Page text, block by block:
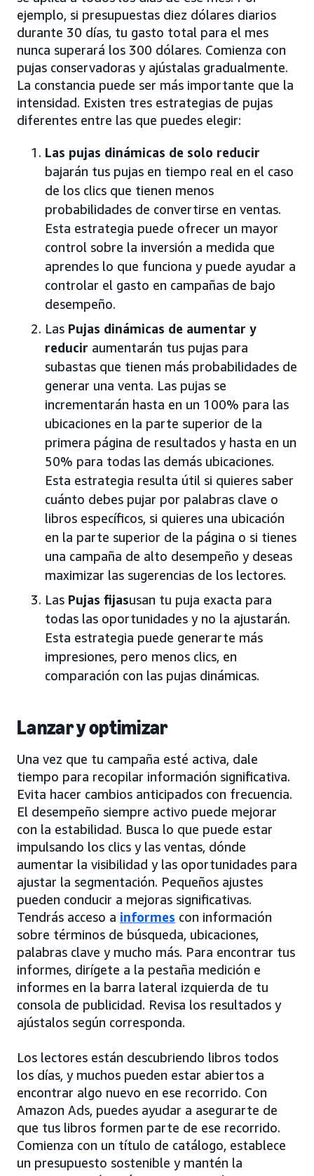
ejemplo, si presupuestas diez dólares diarios
durante 30 días, tu gasto total para el mes
nunca superará los 300 dólares. Comienza con
pujas conservadoras y ajústalas gradualmente.
La constancia puede ser más importante que la
intensidad. Existen tres estrategias de pujas
diferentes entre las que puedes elegir:
Las pujas dinámicas de solo reducir
bajarán tus pujas en tiempo real en el caso
de los clics que tienen menos
probabilidades de convertirse en ventas.
Esta estrategia puede ofrecer un mayor
control sobre la inversión a medida que
aprendes lo que funciona y puede ayudar a
controlar el gasto en campañas de bajo
desempeño.
Las Pujas dinámicas de aumentar y
reducir aumentarán tus pujas para
subastas que tienen más probabilidades de
generar una venta. Las pujas se
incrementarán hasta en un 100% para las
ubicaciones en la parte superior de la
primera página de resultados y hasta en un
50% para todas las demás ubicaciones.
Esta estrategia resulta útil si quieres saber
cuánto debes pujar por palabras clave o
libros específicos, si quieres una ubicación
en la parte superior de la página o si tienes
una campaña de alto desempeño y deseas
maximizar las sugerencias de los lectores.
Las Pujas fijasusan tu puja exacta para
todas las oportunidades y no la ajustarán.
Esta estrategia puede generarte más
impresiones, pero menos clics, en
comparación con las pujas dinámicas.
Lanzar y optimizar
Una vez que tu campaña esté activa, dale
tiempo para recopilar información significativa.
Evita hacer cambios anticipados con frecuencia.
El desempeño siempre activo puede mejorar
con la estabilidad. Busca lo que puede estar
impulsando los clics y las ventas, dónde
aumentar la visibilidad y las oportunidades para
ajustar la segmentación. Pequeños ajustes
pueden conducir a mejoras significativas.
Tendrás acceso a informes con información
sobre términos de búsqueda, ubicaciones,
palabras clave y mucho más. Para encontrar tus
informes, dirígete a la pestaña medición e
informes en la barra lateral izquierda de tu
consola de publicidad. Revisa los resultados y
ajústalos según corresponda.
Los lectores están descubriendo libros todos
los días, y muchos pueden estar abiertos a
encontrar algo nuevo en ese recorrido. Con
Amazon Ads, puedes ayudar a asegurarte de
que tus libros formen parte de ese recorrido.
Comienza con un título de catálogo, establece
un presupuesto sostenible y mantén la